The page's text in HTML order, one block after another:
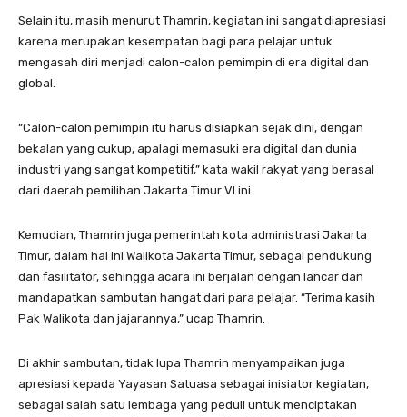
Selain itu, masih menurut Thamrin, kegiatan ini sangat diapresiasi
karena merupakan kesempatan bagi para pelajar untuk
mengasah diri menjadi calon-calon pemimpin di era digital dan
global.
“Calon-calon pemimpin itu harus disiapkan sejak dini, dengan
bekalan yang cukup, apalagi memasuki era digital dan dunia
industri yang sangat kompetitif,” kata wakil rakyat yang berasal
dari daerah pemilihan Jakarta Timur VI ini.
Kemudian, Thamrin juga pemerintah kota administrasi Jakarta
Timur, dalam hal ini Walikota Jakarta Timur, sebagai pendukung
dan fasilitator, sehingga acara ini berjalan dengan lancar dan
mandapatkan sambutan hangat dari para pelajar. “Terima kasih
Pak Walikota dan jajarannya,” ucap Thamrin.
Di akhir sambutan, tidak lupa Thamrin menyampaikan juga
apresiasi kepada Yayasan Satuasa sebagai inisiator kegiatan,
sebagai salah satu lembaga yang peduli untuk menciptakan